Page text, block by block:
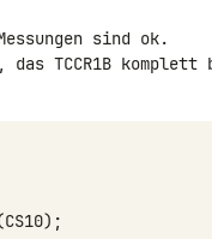
sind ok.
TCCR1B
CS10);